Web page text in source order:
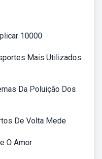
10000
Mais Utilizados
Da Poluição Dos
De Volta Mede
O Amor